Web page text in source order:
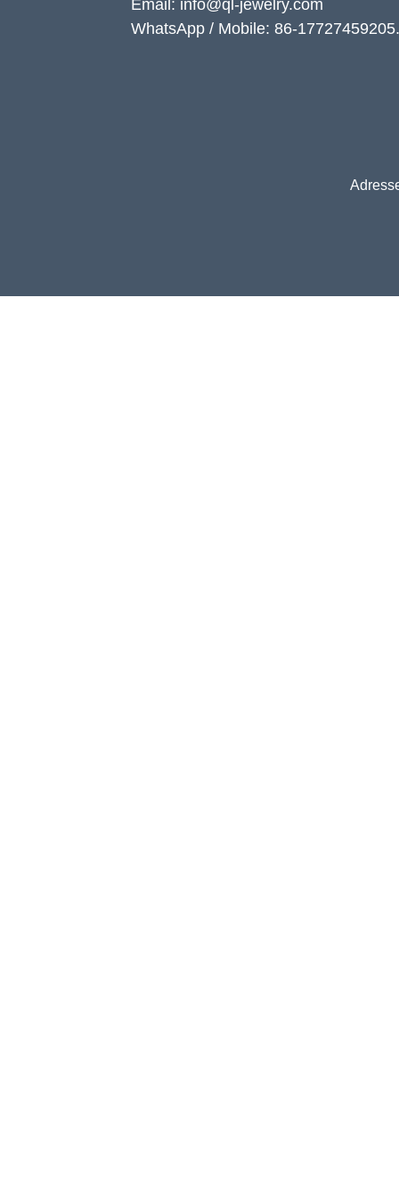
Email: info@ql-jewelry.com
WhatsApp / Mobile: 86-17727459205.